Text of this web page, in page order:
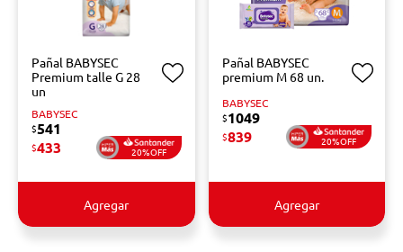
Pañal BABYSEC
Premium talle G 28
un
BABYSEC
$541
$433 20%OFF
Agregar
Pañal BABYSEC
premium M 68 un.
BABYSEC
$1049
$839 20%OFF
Agregar